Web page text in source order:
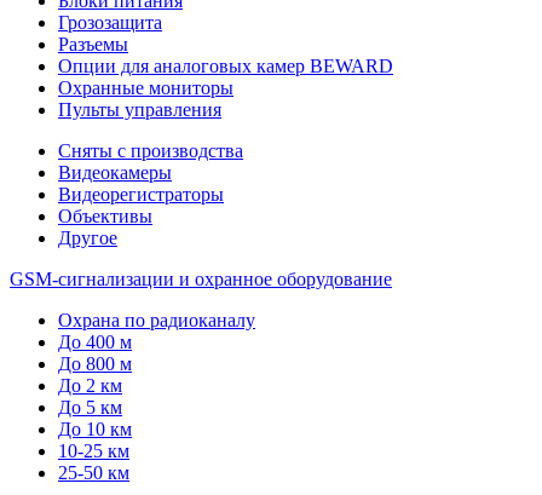
Грозозащита
Разъемы
Опции для аналоговых камер BEWARD
Охранные мониторы
Пульты управления
Сняты с производства
Видеокамеры
Видеорегистраторы
Объективы
Другое
GSM-сигнализации и охранное оборудование
Охрана по радиоканалу
До 400 м
До 800 м
До 2 км
До 5 км
До 10 км
10-25 км
25-50 км